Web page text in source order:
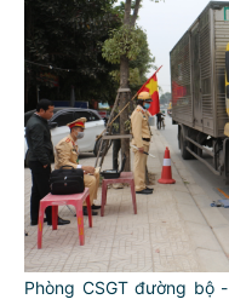
Phòng CSGT đường